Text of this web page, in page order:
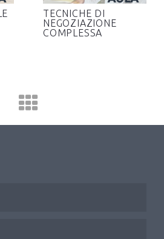
TECNICHE DI
NEGOZIAZIONE
COMPLESSA